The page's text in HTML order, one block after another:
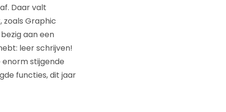
Daar valt
Graphic
aan een
leer schrijven!
enorm stijgende
functies, dit jaar